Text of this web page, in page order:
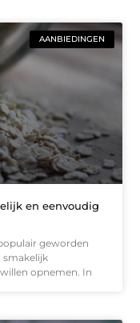
AANBIEDINGEN
en eenvoudig
geworden
smakelijk
opnemen. In